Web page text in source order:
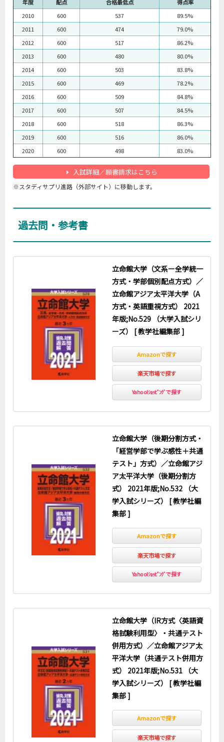
年度 配点 合格最低点
得点率
2010
600 537
89.5%
2011
600 474
79.0%
2012
600 517
86.2%
2013
600 480
80.0%
2014
600 503
83.8%
2015
600 469
78.2%
2016
600 509
84.8%
2017
600 507
84.5%
2018
600 518
86.3%
2019
600 516
86.0%
2020
600 498 83.0%
入試詳細／願書請求はこちら
※スタディサプリ進路（外部サイト）に移動します。
過去問・参考書
立命館大学（文系ー全学統一
方式・学部個別配点方式）／
立命館アジア太平洋大学（A
方式・英語重視方式） 2021
年版;No.529 （大学入試シリ
ーズ） [ 教学社編集部 ]
Amazonで探す
楽天市場で探す
Yahoo!ｼｮｯﾋﾟﾝｸﾞで探す
立命館大学（後期分割方式・
「経営学部で学ぶ感性＋共通
テスト」方式）／立命館アジ
ア太平洋大学（後期分割方
式） 2021年版;No.532 （大
学入試シリーズ） [ 教学社編
集部 ]
Amazonで探す
楽天市場で探す
Yahoo!ｼｮｯﾋﾟﾝｸﾞで探す
立命館大学（IR方式〈英語資
格試験利用型〉・共通テスト
併用方式）／立命館アジア太
平洋大学（共通テスト併用方
式） 2021年版;No.531 （大
学入試シリーズ） [ 教学社編
集部 ]
Amazonで探す
楽天市場で探す